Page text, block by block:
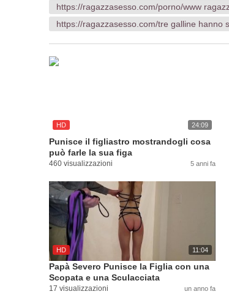
https://ragazzasesso.com/porno/www
https://ragazzasesso.com/tre galline hanno
HD 24:09
Punisce il figliastro mostrandogli cosa
può farle la sua figa
460 visualizzazioni 5 anni fa
HD 11:04
Papà Severo Punisce la Figlia con una
Scopata e una Sculacciata
17 visualizzazioni un anno fa